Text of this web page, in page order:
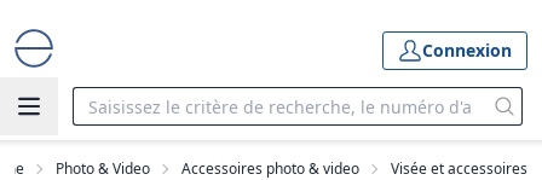
Connexion
Photo & Video Accessoires photo & video Visée et accessoires